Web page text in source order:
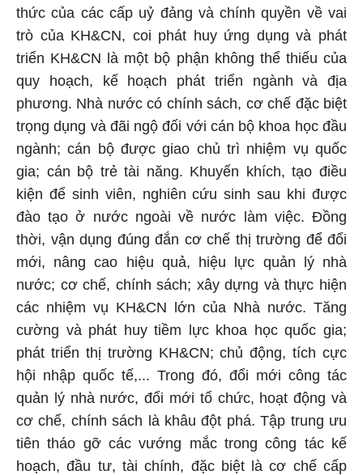
thức của các cấp uỷ đảng và chính quyền về vai
trò của KH&CN, coi phát huy ứng dụng và phát
triển KH&CN là một bộ phận không thể thiếu của
quy hoạch, kế hoạch phát triển ngành và địa
phương. Nhà nước có chính sách, cơ chế đặc biệt
trọng dụng và đãi ngộ đối với cán bộ khoa học đầu
ngành; cán bộ được giao chủ trì nhiệm vụ quốc
gia; cán bộ trẻ tài năng. Khuyến khích, tạo điều
kiện để sinh viên, nghiên cứu sinh sau khi được
đào tạo ở nước ngoài về nước làm việc. Đồng
thời, vận dụng đúng đắn cơ chế thị trường để đổi
mới, nâng cao hiệu quả, hiệu lực quản lý nhà
nước; cơ chế, chính sách; xây dựng và thực hiện
các nhiệm vụ KH&CN lớn của Nhà nước. Tăng
cường và phát huy tiềm lực khoa học quốc gia;
phát triển thị trường KH&CN; chủ động, tích cực
hội nhập quốc tế,... Trong đó, đổi mới công tác
quản lý nhà nước, đổi mới tổ chức, hoạt động và
cơ chế, chính sách là khâu đột phá. Tập trung ưu
tiên tháo gỡ các vướng mắc trong công tác kế
hoạch, đầu tư, tài chính, đặc biệt là cơ chế cấp